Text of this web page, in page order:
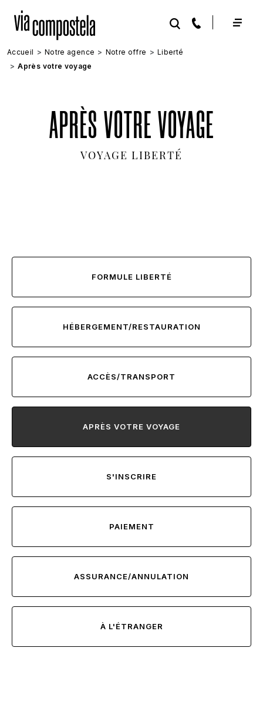
Accueil Notre agence Notre offre
Liberté
Après votre voyage
APRÈS VOTRE VOYAGE
VOYAGE LIBERTÉ
FORMULE LIBERTÉ
HÉBERGEMENT/RESTAURATION
ACCÈS/TRANSPORT
APRÈS VOTRE VOYAGE
S'INSCRIRE
PAIEMENT
ASSURANCE/ANNULATION
À L'ÉTRANGER